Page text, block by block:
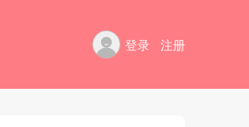
登录 注册